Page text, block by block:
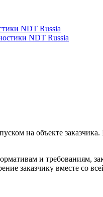
NDT Russia
на объекте
и требованиям,
заказчику вместе со